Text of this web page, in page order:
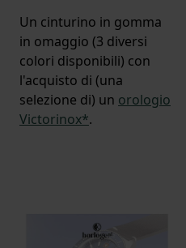
Un cinturino in gomma
in omaggio (3 diversi
colori disponibili) con
l'acquisto di (una
selezione di) un orologio
Victorinox*.